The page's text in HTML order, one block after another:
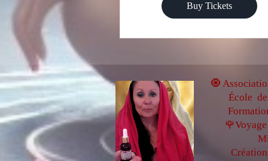
Buy Tickets
🧿
École